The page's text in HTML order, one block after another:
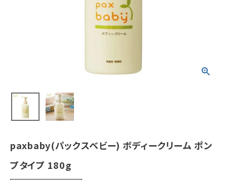
カテゴリーから探す
美容・コスメ・香水
衛生用品
日用品雑貨
paxbaby(パックスベビー) ボディークリーム ポン
プタイプ 180g